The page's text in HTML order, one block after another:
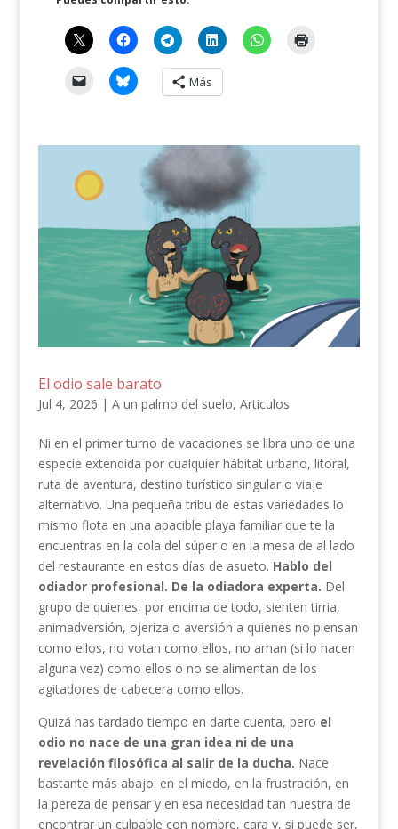
Más
El odio sale barato
Jul 4, 2026 | A un palmo del suelo, Articulos
Ni en el primer turno de vacaciones se libra uno de una
especie extendida por cualquier hábitat urbano, litoral,
ruta de aventura, destino turístico singular o viaje
alternativo. Una pequeña tribu de estas variedades lo
mismo flota en una apacible playa familiar que te la
encuentras en la cola del súper o en la mesa de al lado
del restaurante en estos días de asueto. Hablo del
odiador profesional. De la odiadora experta. Del
grupo de quienes, por encima de todo, sienten tirria,
animadversión, ojeriza o aversión a quienes no piensan
como ellos, no votan como ellos, no aman (si lo hacen
alguna vez) como ellos o no se alimentan de los
agitadores de cabecera como ellos.
Quizá has tardado tiempo en darte cuenta, pero el
odio no nace de una gran idea ni de una
revelación filosófica al salir de la ducha. Nace
bastante más abajo: en el miedo, en la frustración, en
la pereza de pensar y en esa necesidad tan nuestra de
encontrar un culpable con nombre, cara y, si puede ser,